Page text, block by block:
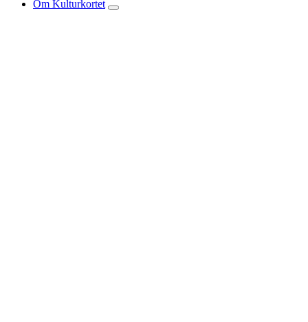
Om Kulturkortet